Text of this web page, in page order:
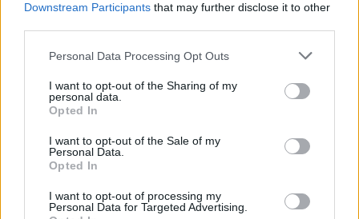
Downstream Participants that may further disclose it to other
Personal Data Processing Opt Outs
I want to opt-out of the Sharing of my
personal data.
Opted In
I want to opt-out of the Sale of my
Personal Data.
Opted In
I want to opt-out of processing my
Personal Data for Targeted Advertising.
Rio de Janeiro: Governo do Estado propõe parceria com a
FUNCEX para “reforçar inteligência sobre comércio
Esposende acolhe festival de kitesurf
COMENTÁRIOS RECENTES
ÚLTIMAS DESTAQUE VIDEOS